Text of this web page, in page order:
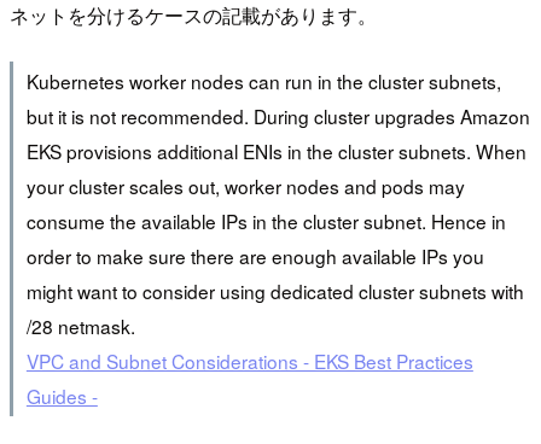
ネットを分けるケースの記載があります。
Kubernetes worker nodes can run in the cluster subnets,
but it is not recommended. During cluster upgrades Amazon
EKS provisions additional ENIs in the cluster subnets. When
your cluster scales out, worker nodes and pods may
consume the available IPs in the cluster subnet. Hence in
order to make sure there are enough available IPs you
might want to consider using dedicated cluster subnets with
/28 netmask.
VPC and Subnet Considerations - EKS Best Practices
Guides -